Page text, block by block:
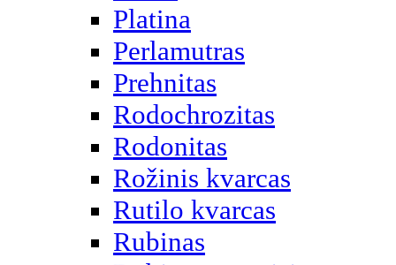
Platina
Perlamutras
Prehnitas
Rodochrozitas
Rodonitas
Rožinis kvarcas
Rutilo kvarcas
Rubinas